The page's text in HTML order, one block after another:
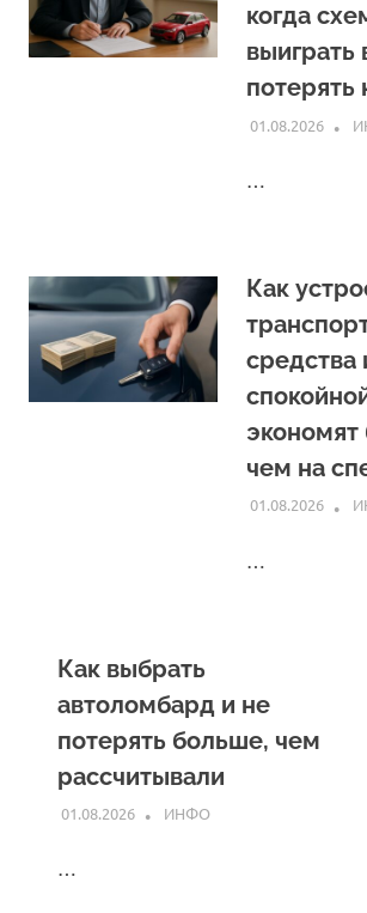
когда
выиграть
потерять
01.08.2026
Как
средства
чем на
01.08.2026
Как выбрать
автоломбард и не
потерять больше, чем
рассчитывали
01.08.2026 INFO
ИНФО
…